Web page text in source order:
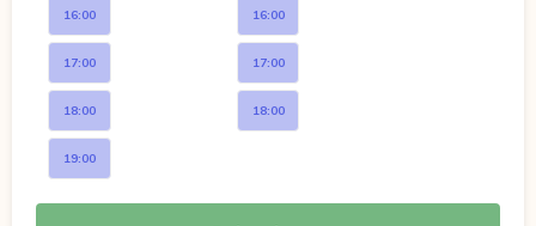
16:00
17:00
18:00
19:00
16:00
17:00
18:00